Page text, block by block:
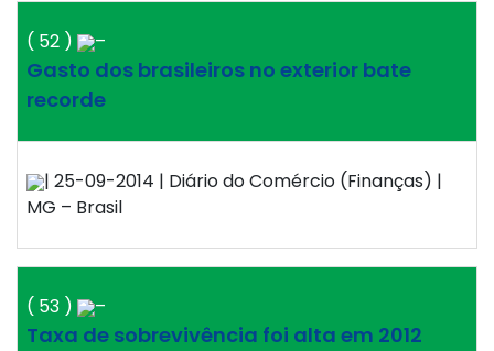
( 52 ) –
Gasto dos brasileiros no exterior bate
recorde
| 25-09-2014 | Diário do Comércio (Finanças) |
MG – Brasil
( 53 ) –
Taxa de sobrevivência foi alta em 2012